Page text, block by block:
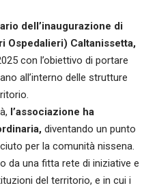
dell’inaugurazione di
Ospedalieri) Caltanissetta,
con l’obiettivo di portare
all’interno delle strutture
l’associazione ha
diventando un punto
per la comunità nissena.
da una fitta rete di iniziative e
del territorio, e in cui i